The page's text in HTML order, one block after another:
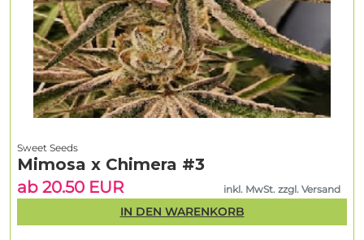
Sweet Seeds
Mimosa x Chimera #3
ab 20.50 EUR
inkl. MwSt. zzgl. Versand
IN DEN WARENKORB